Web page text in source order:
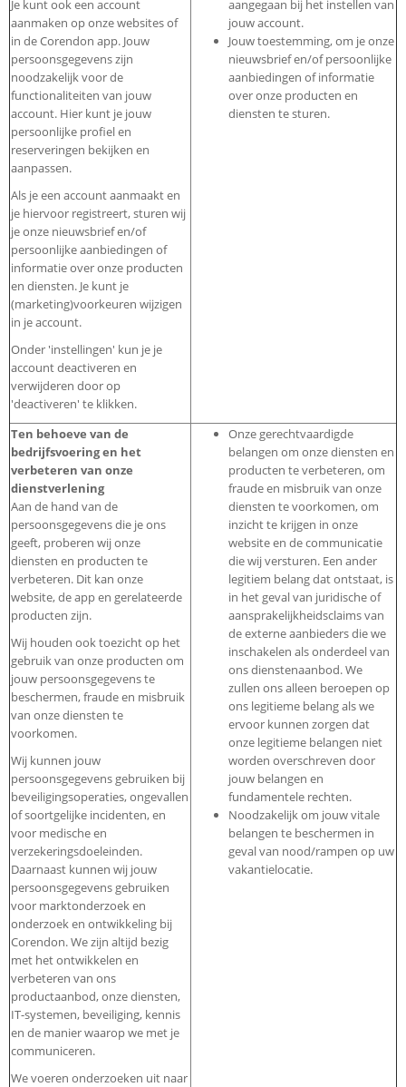
Je kunt ook een account
aanmaken op onze websites of
in de Corendon app. Jouw
persoonsgegevens zijn
noodzakelijk voor de
functionaliteiten van jouw
account. Hier kunt je jouw
persoonlijke profiel en
reserveringen bekijken en
aanpassen.
Als je een account aanmaakt en
je hiervoor registreert, sturen wij
je onze nieuwsbrief en/of
persoonlijke aanbiedingen of
informatie over onze producten
en diensten. Je kunt je
(marketing)voorkeuren wijzigen
in je account.
Onder 'instellingen' kun je je
account deactiveren en
verwijderen door op
'deactiveren' te klikken.
aangegaan bij het instellen van
jouw account.
Jouw toestemming, om je onze
nieuwsbrief en/of persoonlijke
aanbiedingen of informatie
over onze producten en
diensten te sturen.
Ten behoeve van de
bedrijfsvoering en het
verbeteren van onze
dienstverlening
Aan de hand van de
persoonsgegevens die je ons
geeft, proberen wij onze
diensten en producten te
verbeteren. Dit kan onze
website, de app en gerelateerde
producten zijn.
Wij houden ook toezicht op het
gebruik van onze producten om
jouw persoonsgegevens te
beschermen, fraude en misbruik
van onze diensten te
voorkomen.
Wij kunnen jouw
persoonsgegevens gebruiken bij
beveiligingsoperaties, ongevallen
of soortgelijke incidenten, en
voor medische en
verzekeringsdoeleinden.
Daarnaast kunnen wij jouw
persoonsgegevens gebruiken
voor marktonderzoek en
onderzoek en ontwikkeling bij
Corendon. We zijn altijd bezig
met het ontwikkelen en
verbeteren van ons
productaanbod, onze diensten,
IT-systemen, beveiliging, kennis
en de manier waarop we met je
communiceren.
We voeren onderzoeken uit naar
Onze gerechtvaardigde
belangen om onze diensten en
producten te verbeteren, om
fraude en misbruik van onze
diensten te voorkomen, om
inzicht te krijgen in onze
website en de communicatie
die wij versturen. Een ander
legitiem belang dat ontstaat, is
in het geval van juridische of
aansprakelijkheidsclaims van
de externe aanbieders die we
inschakelen als onderdeel van
ons dienstenaanbod. We
zullen ons alleen beroepen op
ons legitieme belang als we
ervoor kunnen zorgen dat
onze legitieme belangen niet
worden overschreven door
jouw belangen en
fundamentele rechten.
Noodzakelijk om jouw vitale
belangen te beschermen in
geval van nood/rampen op uw
vakantielocatie.